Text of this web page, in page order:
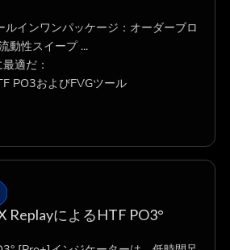
ルインワンパッケージ：オーダーブロ
動性スイープ ...
適だ：
PO3およびFVGツール
ReplayによるHTF PO3°